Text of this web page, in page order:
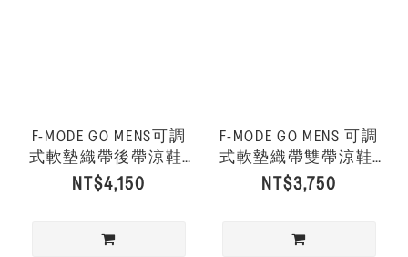
F-MODE GO MENS可調
式軟墊織帶後帶涼鞋-
黑色
NT$4,150
F-MODE GO MENS 可調
式軟墊織帶雙帶涼鞋-
深橄欖色/黑色
NT$3,750